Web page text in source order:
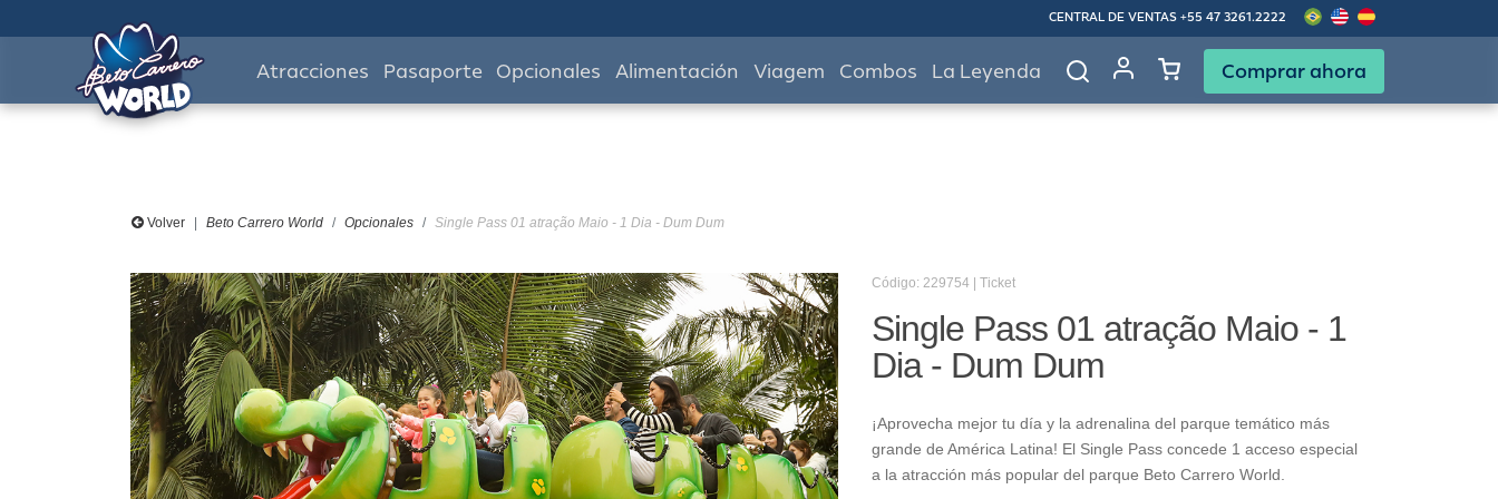
CENTRAL DE VENTAS +55 47 3261.2222
Atracciones Pasaporte Opcionales Alimentación Viagem Combos La Leyenda Comprar ahora
Volver Beto Carrero World Opcionales Single Pass 01 atração Maio - 1 Dia - Dum Dum
Código: 229754 | Ticket
Single Pass 01 atração Maio - 1
Dia - Dum Dum
¡Aprovecha mejor tu día y la adrenalina del parque temático más
grande de América Latina! El Single Pass concede 1 acceso especial
a la atracción más popular del parque Beto Carrero World.